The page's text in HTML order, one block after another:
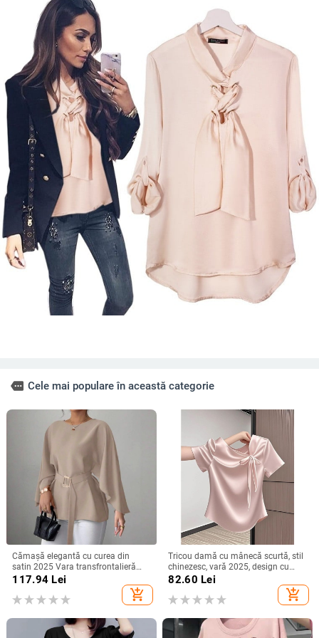
more Cele mai populare în această categorie
Cămașă elegantă cu curea din
satin 2025 Vara transfrontalieră
Îmbrăcăminte pentru femei
Aliexpress Amazon Casual Confort
Independent Station
117.94 Lei
add_shopping_cart
Tricou damă cu mânecă scurtă, stil
chinezesc, vară 2025, design cu
funda și bretele, croială Slim, top
82.60 Lei
add_shopping_cart